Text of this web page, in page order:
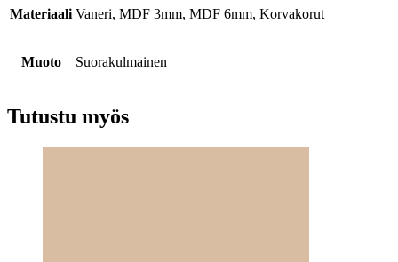
Materiaali Vaneri, MDF 3mm, MDF 6mm, Korvakorut
Muoto Suorakulmainen
Tutustu myös